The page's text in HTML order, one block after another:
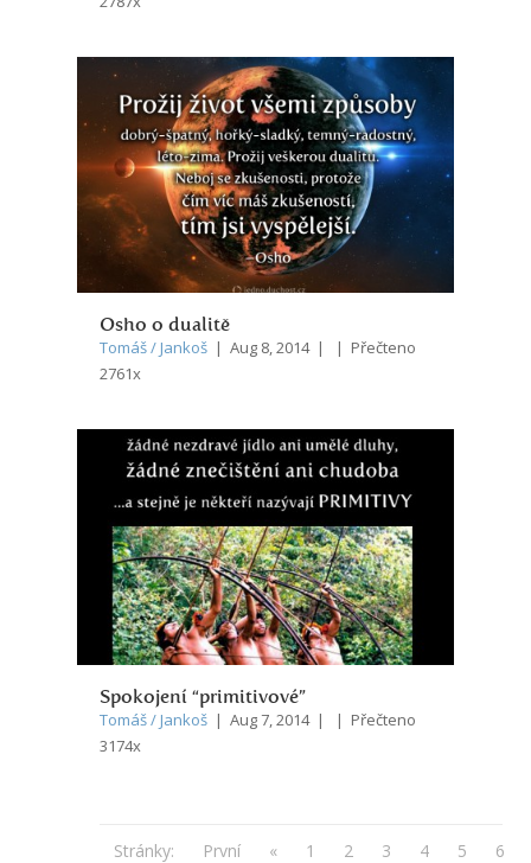
Osho o dualitě
Tomáš / Jankoš | Aug 8, 2014 | | Přečteno
2761x
Spokojení “primitivové”
Tomáš / Jankoš | Aug 7, 2014 | | Přečteno
3174x
Stránky: První « 1 2 3 4 5 6